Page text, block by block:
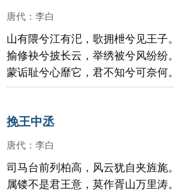
唐代 ： 李白
山有隈兮江有汜，歌拥枻兮见王子。
揄修袂兮披长云，举绣被兮风纷纷。
蒙诟耻兮心靡它，君不知兮可奈何。
挽王中丞
唐代 ： 李白
司马台前列柏高，风云犹自夹旌旄。
属镂不是君王意，莫作胥山万里涛。